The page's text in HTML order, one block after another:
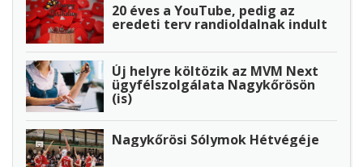
20 éves a YouTube, pedig az
eredeti terv randioldalnak indult
Új helyre költözik az MVM Next
ügyfélszolgálata Nagykőrösön
(is)
Nagykőrösi Sólymok Hétvégéje